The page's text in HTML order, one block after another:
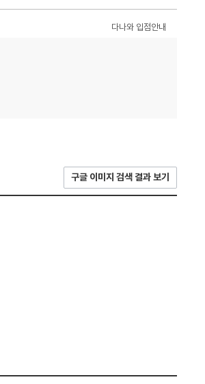
다나와 입점안내
구글 이미지 검색 결과 보기